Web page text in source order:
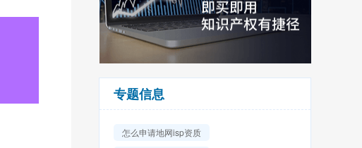
专题信息
怎么申请地网isp资质